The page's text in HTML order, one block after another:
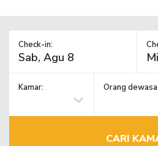
Check-in:
Kamar: Orang dewasa
CARI